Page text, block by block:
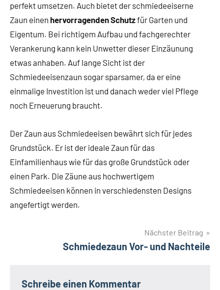
perfekt umsetzen. Auch bietet der schmiedeeiserne
Zaun einen hervorragenden Schutzfür Garten und
Eigentum. Bei richtigem Aufbau und fachgerechter
Verankerung kann kein Unwetter dieser Einzäunung
etwas anhaben. Auf lange Sicht ist der
Schmiedeeisenzaun sogar sparsamer, da er eine
einmalige Investition ist und danach weder viel Pflege
noch Erneuerung braucht.
Der Zaun aus Schmiedeeisen bewährt sich für jedes
Grundstück. Er ist der ideale Zaun für das
Einfamilienhaus wie für das große Grundstück oder
einen Park. Die Zäune aus hochwertigem
Schmiedeeisen können in verschiedensten Designs
angefertigt werden.
Kunsthandwerk
Nächster Beitrag
Schmiedezaun Vor- und Nachteile
Schreibe einen Kommentar